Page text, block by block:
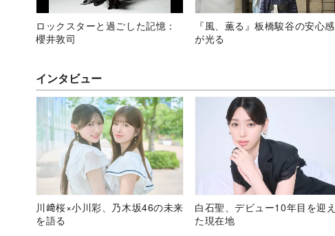
ロックスターと過ごした記憶：
櫻井敦司
『風、薫る』板橋駿谷の安心感
が光る
インタビュー
川﨑桜×小川彩、乃木坂46の未来
を語る
白石聖、デビュー10年目を迎え
た現在地